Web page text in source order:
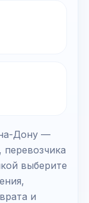
Дону —
выберите
и